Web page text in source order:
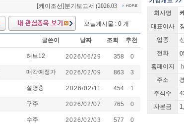
[케이조선]분기보고서 (2026.03) [케이조선]사업보고서
오늘게시물 : 0 개
글쓴이 날짜 조회 추천
허브12 2026/06/29 358 0
매각예정가 2026/02/09 863 3
설명충 2026/02/11 454 1
구주 2026/02/07 765 0
수주 2026/02/03 577 0
회사명
대표이사
업종
전화
홈페이지
주소
주식수
자본금